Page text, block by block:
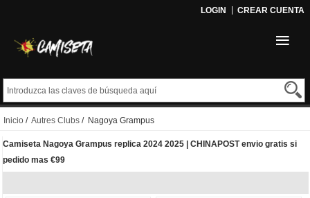
LOGIN CREAR CUENTA
Inicio / Autres Clubs / Nagoya Grampus
Camiseta Nagoya Grampus replica 2024 2025 | CHINAPOST envio gratis si
pedido mas €99